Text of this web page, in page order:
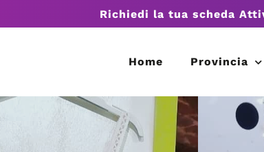
Richiedi la tua scheda
Home Provincia